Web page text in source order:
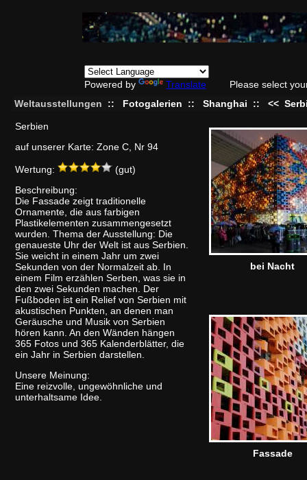
Powered by Translate
Please select
Weltausstellungen
:: Fotogalerien :: Shanghai :: <<
Serbien
auf unserer Karte: Zone C, Nr 94
Wertung:
(gut)
Beschreibung:
Die Fassade zeigt traditionelle
Ornamente, die aus farbigen
Plastikelementen zusammengesetzt
wurden. Thema der Ausstellung: Die
genaueste Uhr der Welt ist aus Serbien.
Sie weicht in einem Jahr um zwei
Sekunden von der Normalzeit ab. In
einem Film erzählen Serben, was sie in
den zwei Sekunden machen. Der
Fußboden ist ein Relief von Serbien mit
akustischen Punkten, an denen man
Geräusche und Musik von Serbien
hören kann. An den Wänden hängen
365 Fotos und 365 Kalenderblätter, die
ein Jahr in Serbien darstellen.
Unsere Meinung:
Eine reizvolle, ungewöhnliche und
unterhaltsame Idee.
bei Nacht
Fassade